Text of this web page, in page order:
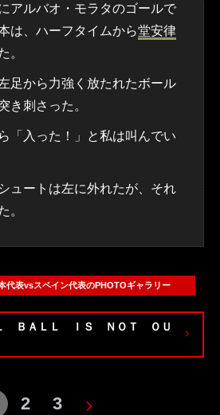
アルバオ・モラタのゴールで
は、ハーフタイムから堂安律
。
足から力強く放たれたボール
き刺さった。
「入った！」と私は叫んでい
ュートは左に外れたが、それ
。
表vsスペイン代表のPHOTOギャラリー
Ｌ ＢＡＬＬ ＩＳ ＮＯＴ ＯＵ
2 3